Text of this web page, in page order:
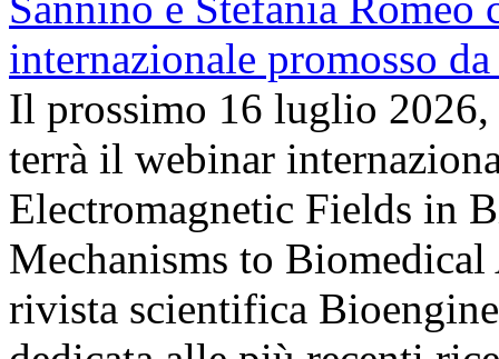
Il prossimo 16 luglio
terrà il webinar
Electromagnetic Fields in
Mechanisms to
rivista scientifica